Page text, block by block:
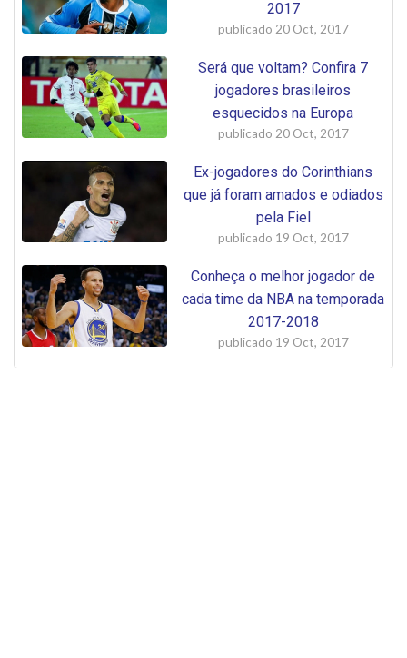
2017
publicado 20 Oct, 2017
Será que voltam? Confira 7
jogadores brasileiros
esquecidos na Europa
publicado 20 Oct, 2017
Ex-jogadores do Corinthians
que já foram amados e odiados
pela Fiel
publicado 19 Oct, 2017
Conheça o melhor jogador de
cada time da NBA na temporada
2017-2018
publicado 19 Oct, 2017